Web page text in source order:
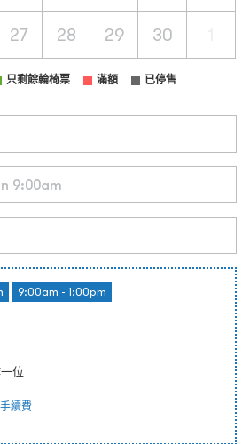
27 28 29 30
只剩餘輪椅票 滿額 已停售
9:00am - 1:00pm
位
手續費